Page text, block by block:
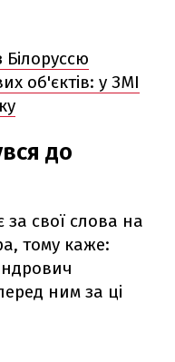
Білоруссю
об'єктів: у ЗМІ
до
свої слова на
тому каже:
ним за ці